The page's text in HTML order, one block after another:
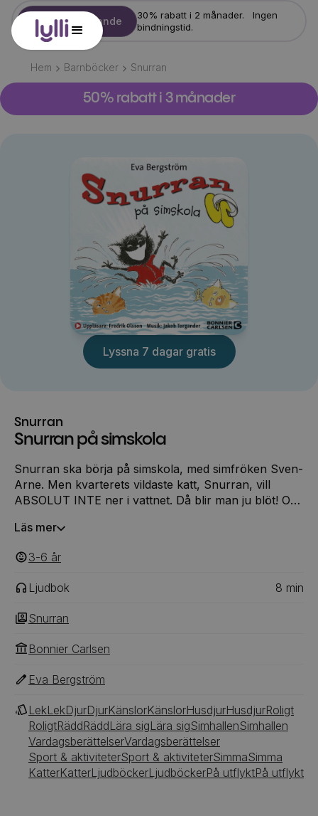
Starta erbjudande
30% rabatt i 2 månader. Ingen
bindningstid.
Hem Barnböcker Snurran
50% rabatt i 3 månader
Lyssna 7 dagar gratis
Snurran
Snurran på simskola
Snurran ska börja på simskola, med simfröken Sven-
Arne. Men kvarterets vildaste katt, Snurran, vill
ABSOLUT INTE ner i vattnet. Då blir man ju blöt! Och
hajar? Snurran kan alla hajar, så är det. Men det är
inte vilja bli blöt?
Läs mer
3-6 ‎‎ år
Ljudbok 8 min
Snurran
Bonnier Carlsen
Eva Bergström
LekLekDjurDjurKänslorKänslorHusdjurHusdjurRoligt
RoligtRäddRäddLära sigLära sigSimhallenSimhallen
VardagsberättelserVardagsberättelser
Sport & aktiviteterSport & aktiviteterSimmaSimma
KatterKatterLjudböckerLjudböckerPå utflyktPå utflykt